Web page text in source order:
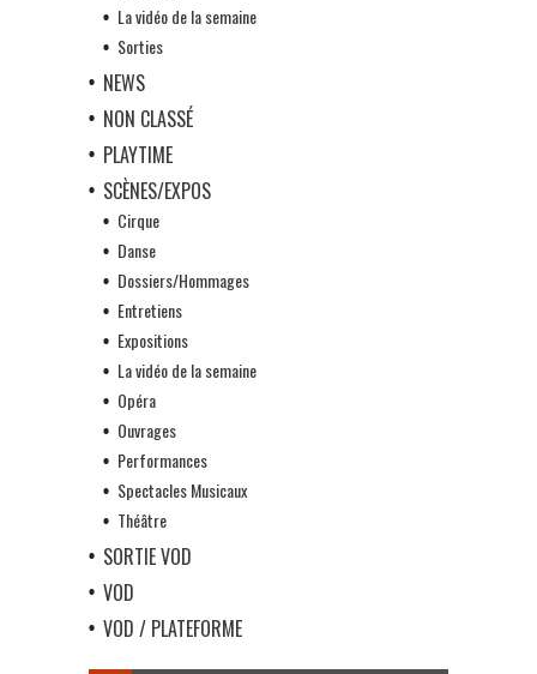
La vidéo de la semaine
Sorties
NEWS
NON CLASSÉ
PLAYTIME
SCÈNES/EXPOS
Cirque
Danse
Dossiers/Hommages
Entretiens
Expositions
La vidéo de la semaine
Opéra
Ouvrages
Performances
Spectacles Musicaux
Théâtre
SORTIE VOD
VOD
VOD / PLATEFORME